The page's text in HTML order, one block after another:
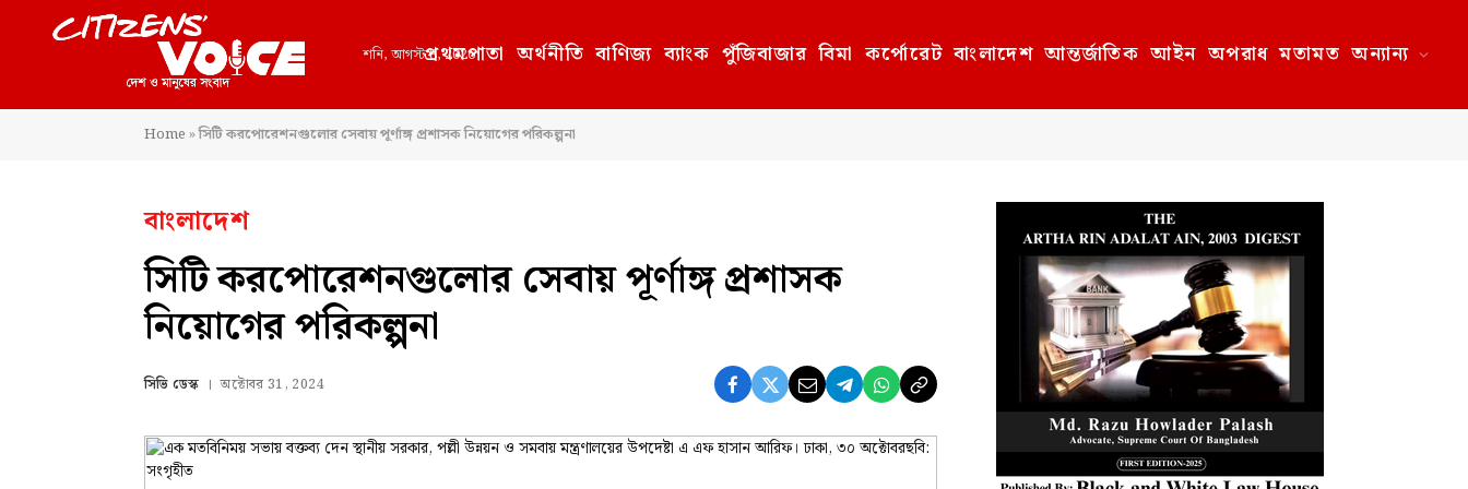
শনি, আগস্ট 8, 2026
প্রথমপাতা অর্থনীতি বাণিজ্য ব্যাংক পুঁজিবাজার বিমা কর্পোরেট বাংলাদেশ আন্তর্জাতিক আইন অপরাধ মতামত অন্যান্য
Home»সিটি করপোরেশনগুলোর সেবায় পূর্ণাঙ্গ প্রশাসক নিয়োগের পরিকল্পনা
বাংলাদেশ
সিটি করপোরেশনগুলোর সেবায় পূর্ণাঙ্গ প্রশাসক
নিয়োগের পরিকল্পনা
সিভি ডেস্ক অক্টোবর 31, 2024